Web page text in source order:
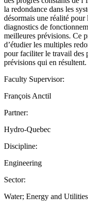
la redondance dans les
désormais une réalité pour
diagnostics de
meilleures prévisions. Ce
d’étudier les multiples
pour faciliter le travail des
prévisions qui en résultent.
Faculty Supervisor:
François Anctil
Partner:
Hydro-Quebec
Discipline:
Engineering
Sector:
Water; Energy and